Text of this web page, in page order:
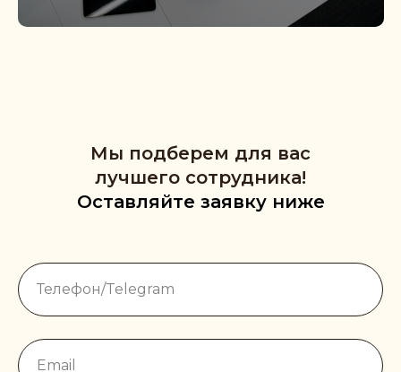
Мы подберем для вас
лучшего сотрудника!
Оставляйте заявку ниже